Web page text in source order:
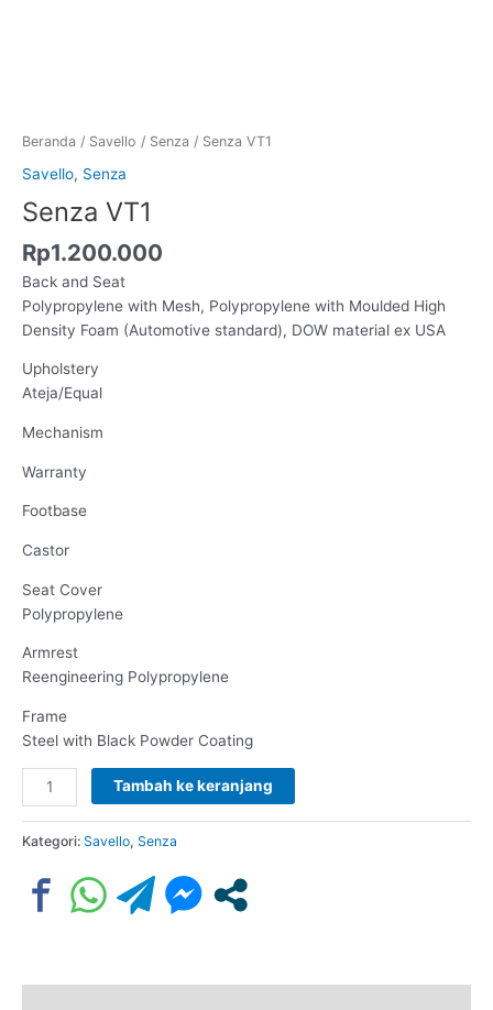
Beranda / Savello / Senza / Senza VT1
Savello, Senza
Senza VT1
Rp1.200.000
Back and Seat
Polypropylene with Mesh, Polypropylene with Moulded High
Density Foam (Automotive standard), DOW material ex USA
Upholstery
Ateja/Equal
Mechanism
Warranty
Footbase
Castor
Seat Cover
Polypropylene
Armrest
Reengineering Polypropylene
Frame
Steel with Black Powder Coating
Tambah ke keranjang
Kategori: Savello, Senza